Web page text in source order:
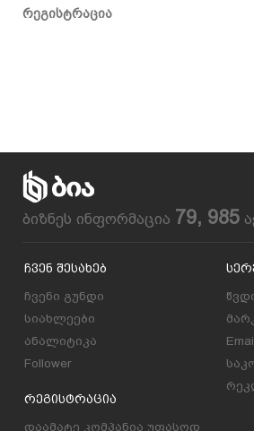
რეგისტრაცია
ბიზნეს ინფორმაცია 79, 985
Ჩვენ Შესახებ
ჩვენი გუნდი
სიახლეები
ანალიტიკა
Follower
Რეგისტრაცია
დაამატე კომპანია უფასოდ